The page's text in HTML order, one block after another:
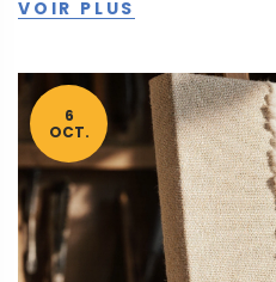
VOIR PLUS
6
OCT.